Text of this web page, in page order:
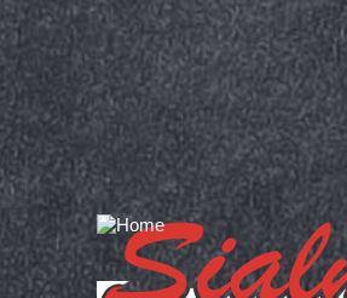
Team
Impressionen
Aktivitäten
Produktion
Produkte
Trockenfleisch
ohne Zusatzstoffe
Trockenwürste
Geschenke
Platten
Dienstleistungen